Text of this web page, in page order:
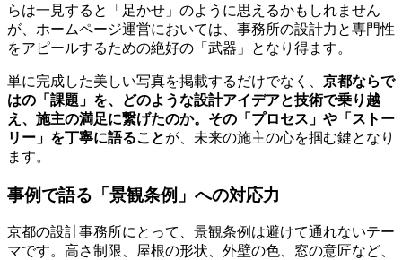
らは一見すると「足かせ」のように思えるかもしれません
が、ホームページ運営においては、事務所の設計力と専門性
をアピールするための絶好の「武器」となり得ます。
単に完成した美しい写真を掲載するだけでなく、 京都ならで
はの「課題」を、どのような設計アイデアと技術で乗り越
え、施主の満足に繋げたのか。その「プロセス」や「ストー
リー」を丁寧に語ることが、未来の施主の心を掴む鍵となり
ます。
事例で語る「景観条例」への対応力
京都の設計事務所にとって、景観条例は避けて通れないテー
マです。高さ制限、屋根の形状、外壁の色、窓の意匠など、